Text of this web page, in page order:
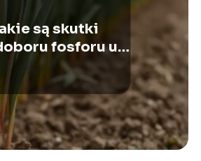
są skutki
fosforu u
uzytkowych?